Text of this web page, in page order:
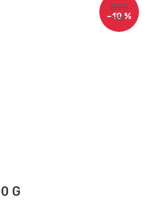
890
Kč
–10 %
G